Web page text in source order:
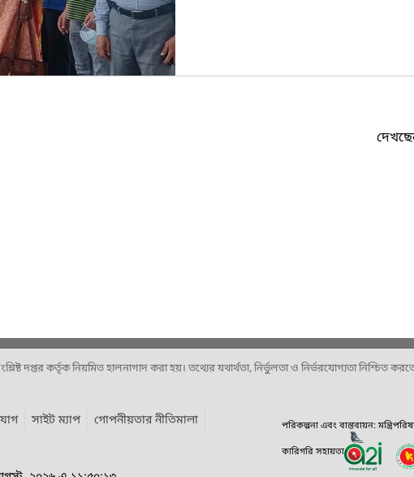
দপ্তর কর্তৃক নিয়মিত হালনাগাদ করা হয়। তথ্যের যথার্থতা, নির্ভুলতা ও নির্ভরযোগ্যতা নিশ্চিত করতে
সাইট ম্যাপ গোপনীয়তার নীতিমালা পরিকল্পনা এবং বাস্তবায়ন:
কারিগরি সহায়তা